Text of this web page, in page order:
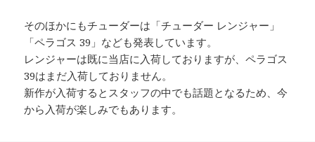
そのほかにもチューダーは「チューダー レンジャー」
「ペラゴス 39」なども発表しています。
レンジャーは既に当店に入荷しておりますが、ペラゴス
39はまだ入荷しておりません。
新作が入荷するとスタッフの中でも話題となるため、今
から入荷が楽しみでもあります。